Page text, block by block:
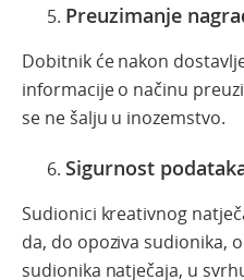
Preuzimanje
Dobitnik će nakon
informacije o načinu
se ne šalju u inozemstvo.
Sigurnost
Sudionici kreativnog
da, do opoziva sudionika,
sudionika natječaja, u